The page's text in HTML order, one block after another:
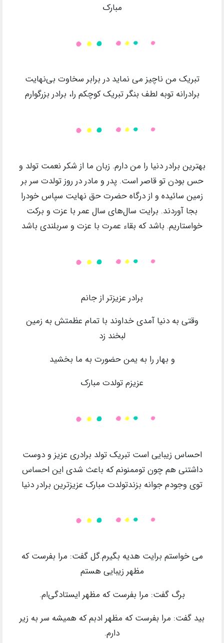
مبارک
تبریک من ناچیز می نماید در برابر سخاوت بی‌نهایت
برادرانه توبه لطف بنگر تبریک کوچکم را، برادر بزرگوارم
بهترین برادر دنیا را من دارم. زبان ما از شکر نعمت تولد و
حس بودن تو قاصر است. پدر و مادر در روز تولدت سر بر
زمین سائیده و از درگاه حضرت حق نهایت سپاس خودرا
بجا آوردند. برایت سال‌های‌ سال عمر با عزت و برکت
خواستاریم. باشد که بقاء عمرت با عزت و سربلندی باشد
برادر عزیزتر از جانم
وقتی به دنیا آمدی خداوند با تمام عظمتش به زمین
لبخند زد
و بهار را به یمن حضورت به ما بخشید
عزیزم تولدت مبارک
احساس زیبایی است تبریک تولد برادری عزیز و دوست
داشتنی هم چون توممنونم که باعث شدی این احساس
توی وجودم جوانه بزندتولدت مبارک عزیزترین برادر دنیا
می خواستم برایت هدیه بگیرم.گل گفت: مرا بفرست که
مظهر زیبایی هستم
برگ گفت: مرا بفرست که مظهر ایستادگی‌ام.
بید گفت: مرا بفرست که مظهر ادبم که همیشه سر به زیر
دارم.